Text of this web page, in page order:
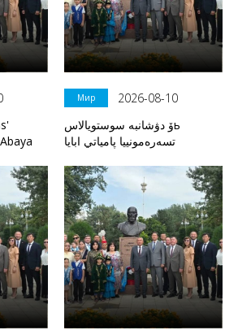
Мир
2026-08-10
ۆ دۋشانبە سوستويالاسь
تسەرەمونييا پامياتي ابايا